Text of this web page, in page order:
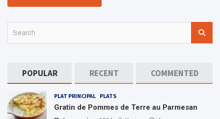
POPULAR RECENT COMMENTED
PLAT PRINCIPAL PLATS
Gratin de Pommes de Terre au Parmesan